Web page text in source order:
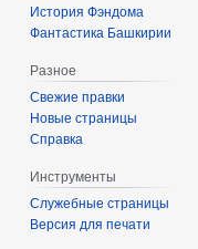
История Фэндома
Фантастика Башкирии
Разное
Свежие правки
Новые страницы
Справка
Инструменты
Служебные страницы
Версия для печати